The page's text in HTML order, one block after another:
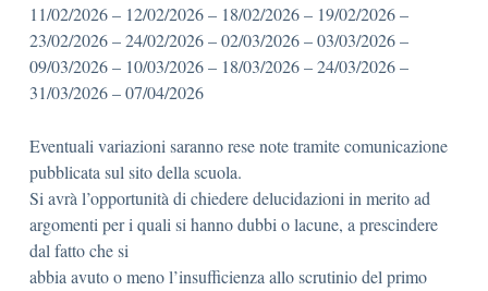
11/02/2026 – 12/02/2026 – 18/02/2026 – 19/02/2026 –
23/02/2026 – 24/02/2026 – 02/03/2026 – 03/03/2026 –
09/03/2026 – 10/03/2026 – 18/03/2026 – 24/03/2026 –
31/03/2026 – 07/04/2026
Eventuali variazioni saranno rese note tramite comunicazione
pubblicata sul sito della scuola.
Si avrà l’opportunità di chiedere delucidazioni in merito ad
argomenti per i quali si hanno dubbi o lacune, a prescindere
dal fatto che si
abbia avuto o meno l’insufficienza allo scrutinio del primo